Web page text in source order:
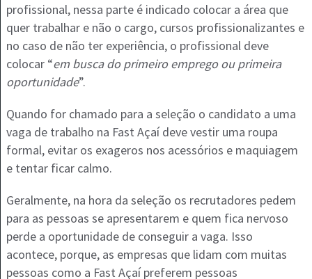
profissional, nessa parte é indicado colocar a área que
quer trabalhar e não o cargo, cursos profissionalizantes e
no caso de não ter experiência, o profissional deve
colocar “em busca do primeiro emprego ou primeira
oportunidade”.
Quando for chamado para a seleção o candidato a uma
vaga de trabalho na Fast Açaí deve vestir uma roupa
formal, evitar os exageros nos acessórios e maquiagem
e tentar ficar calmo.
Geralmente, na hora da seleção os recrutadores pedem
para as pessoas se apresentarem e quem fica nervoso
perde a oportunidade de conseguir a vaga. Isso
acontece, porque, as empresas que lidam com muitas
pessoas como a Fast Açaí preferem pessoas